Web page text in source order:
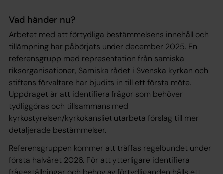
Vad händer nu?
Arbetet med att förtydliga bestämmelsens innehåll och
tillämpning har påbörjats under december 2025. En
referensgrupp med representation från samiska
riksorganisationer, Samiska rådet i Svenska kyrkan och
stiftens förvaltare har bjudits in till ett första möte.
Uppdraget är att identifiera frågor som behöver
tydliggöras och tillsammans med
kyrkostyrelsen/kyrkokansliet utarbeta förslag till mer
detaljerade bestämmelser.
Referensgruppen kommer att träffas regelbundet under
första halvåret 2026. För att ytterligare identifiera
frågeställningar och behov av förtydliganden hålls ett